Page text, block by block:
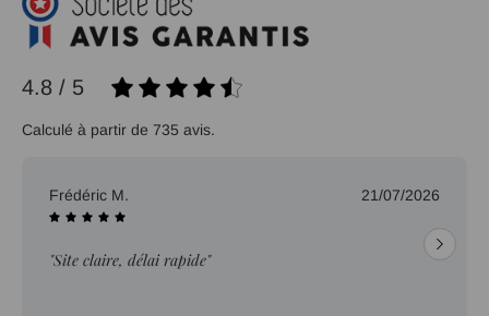
4.8 / 5
Calculé à partir de 735 avis.
Frédéric M. 21/07/2026
"Site claire, délai rapide"